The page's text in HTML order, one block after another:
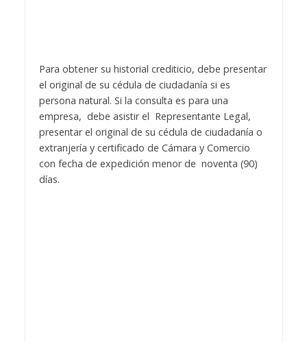
Para obtener su historial crediticio, debe presentar
el original de su cédula de ciudadanía si es
persona natural. Si la consulta es para una
empresa, debe asistir el Representante Legal,
presentar el original de su cédula de ciudadanía o
extranjería y certificado de Cámara y Comercio
con fecha de expedición menor de noventa (90)
días.